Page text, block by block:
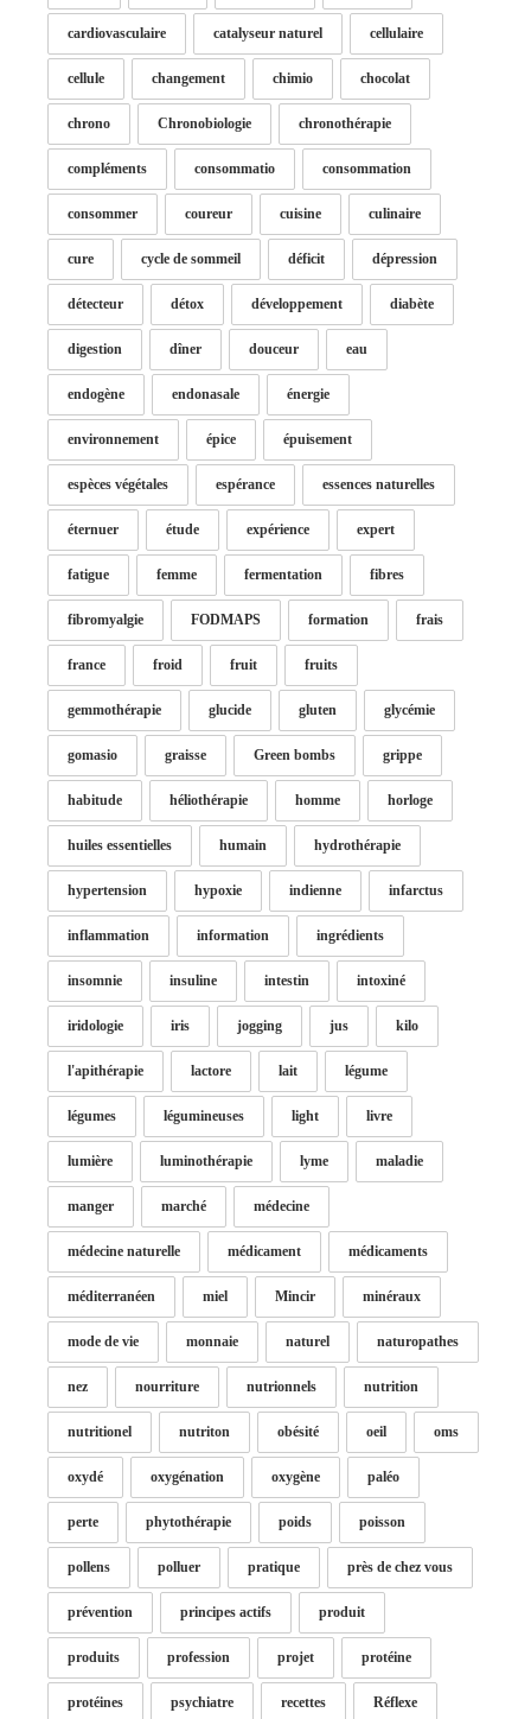
cardiovasculaire catalyseur naturel cellulaire
cellule changement chimio chocolat
chrono Chronobiologie chronothérapie
compléments consommatio consommation
consommer coureur cuisine culinaire
cure cycle de sommeil déficit dépression
détecteur détox développement diabète
digestion dîner douceur eau
endogène endonasale énergie
environnement épice épuisement
espèces végétales espérance essences naturelles
éternuer étude expérience expert
fatigue femme fermentation fibres
fibromyalgie FODMAPS formation frais
france froid fruit fruits
gemmothérapie glucide gluten glycémie
gomasio graisse Green bombs grippe
habitude héliothérapie homme horloge
huiles essentielles humain hydrothérapie
hypertension hypoxie indienne infarctus
inflammation information ingrédients
insomnie insuline intestin intoxiné
iridologie iris jogging jus kilo
l'apithérapie lactore lait légume
légumes légumineuses light livre
lumière luminothérapie lyme maladie
manger marché médecine
médecine naturelle médicament médicaments
méditerranéen miel Mincir minéraux
mode de vie monnaie naturel naturopathes
nez nourriture nutrionnels nutrition
nutritionel nutriton obésité oeil oms
oxydé oxygénation oxygène paléo
perte phytothérapie poids poisson
pollens polluer pratique près de chez vous
prévention principes actifs produit
produits profession projet protéine
protéines psychiatre recettes Réflexe